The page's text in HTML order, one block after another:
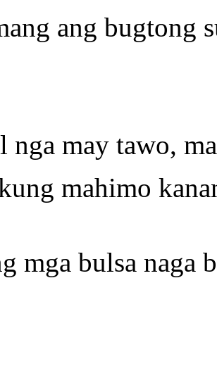
ang bugtong
nga may tawo,
mahimo
mga bulsa